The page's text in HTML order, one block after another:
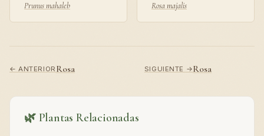
Prunus mahaleb Rosa majalis
← ANTERIORRosa SIGUIENTE →Rosa
🌿 Plantas Relacionadas